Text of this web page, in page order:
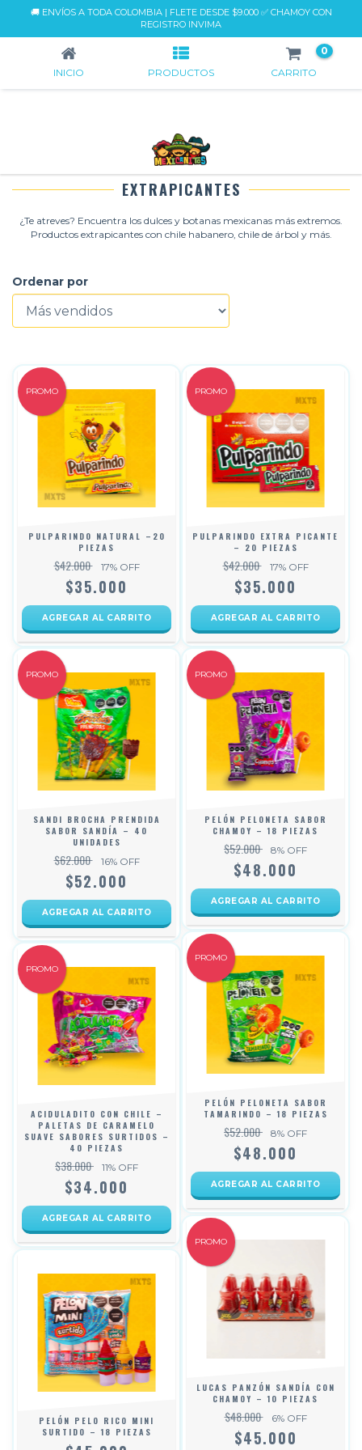
🚚 ENVÍOS A TODA COLOMBIA | FLETE DESDE $9.000 ✅ CHAMOY CON
REGISTRO INVIMA
EXTRAPICANTES
INICIO PRODUCTOS CARRITO
0
EXTRAPICANTES
¿Te atreves? Encuentra los dulces y botanas mexicanas más extremos.
Productos extrapicantes con chile habanero, chile de árbol y más.
Ordenar por
PROMO
PULPARINDO NATURAL –20
PIEZAS
$42.000 17% OFF
$35.000
PROMO
PULPARINDO EXTRA PICANTE
– 20 PIEZAS
$42.000 17% OFF
$35.000
PROMO
SANDI BROCHA PRENDIDA
SABOR SANDÍA – 40
UNIDADES
$62.000 16% OFF
$52.000
PROMO
PELÓN PELONETA SABOR
CHAMOY – 18 PIEZAS
$52.000 8% OFF
$48.000
PROMO
ACIDULADITO CON CHILE –
PALETAS DE CARAMELO
SUAVE SABORES SURTIDOS –
40 PIEZAS
$38.000 11% OFF
$34.000
PROMO
PELÓN PELONETA SABOR
TAMARINDO – 18 PIEZAS
$52.000 8% OFF
$48.000
PELÓN PELO RICO MINI
SURTIDO – 18 PIEZAS
PROMO
LUCAS PANZÓN SANDÍA CON
CHAMOY – 10 PIEZAS
$48.000 6% OFF
$45.000